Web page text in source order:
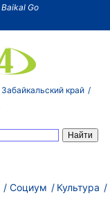
Go
Забайкальский край
Социум
Культура